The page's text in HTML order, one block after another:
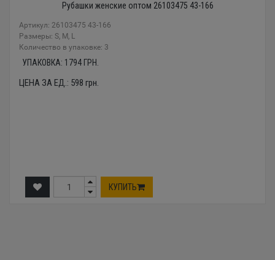
Рубашки женские оптом 26103475 43-166
Артикул: 26103475 43-166
Размеры: S, M, L
Количество в упаковке: 3
УПАКОВКА: 1794 ГРН.
ЦЕНА ЗА ЕД.: 598 грн.
КУПИТЬ